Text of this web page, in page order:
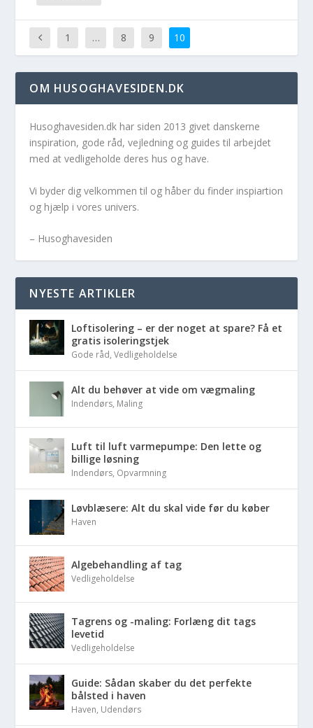
1 … 8 9 10
OM HUSOGHAVESIDEN.DK
Husoghavesiden.dk har siden 2013 givet danskerne
inspiration, gode råd, vejledning og guides til arbejdet
med at vedligeholde deres hus og have.
Vi byder dig velkommen til og håber du finder inspiartion
og hjælp i vores univers.
– Husoghavesiden
NYESTE ARTIKLER
Loftisolering – er der noget at spare? Få et
gratis isoleringstjek
Gode råd,Vedligeholdelse
Alt du behøver at vide om vægmaling
Indendørs, Maling
Luft til luft varmepumpe: Den lette og
billige løsning
Indendørs, Opvarmning
Løvblæsere: Alt du skal vide før du køber
Haven
Algebehandling af tag
Vedligeholdelse
Tagrens og -maling: Forlæng dit tags
levetid
Vedligeholdelse
Guide: Sådan skaber du det perfekte
bålsted i haven
Haven, Udendørs